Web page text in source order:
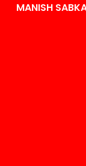
MANISH